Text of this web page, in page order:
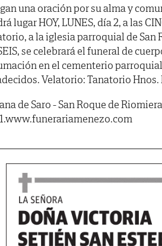
una oración por su alma y
lugar HOY, LUNES, día 2, a las
a la iglesia parroquial de San
se celebrará el funeral de
en el cementerio
Velatorio: Tanatorio Hnos.
de Saro - San Roque de